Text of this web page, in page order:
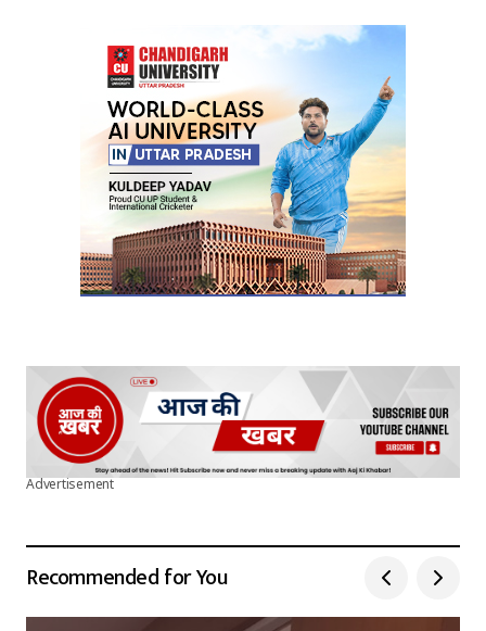
Your E-mail*
Submit Comment
Advertisement
Recommended for You